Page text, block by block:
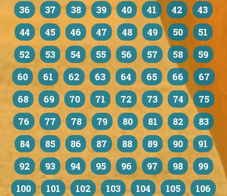
36
37 38 39 40 41 42
43
44
45 46 47 48 49 50
51
52
53 54 55 56 57 58
59
60
61 62 63 64 65 66
67
68
69 70 71 72 73 74
75
76
77 78 79 80 81 82
83
84
85 86 87 88 89 90
91
92
93 94 95 96 97 98
99
100
101 102 103 104 105
106